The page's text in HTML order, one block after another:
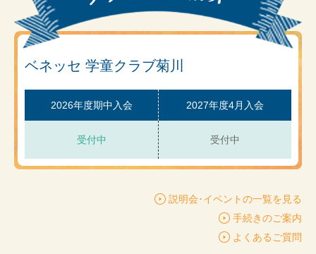
ベネッセ 学童クラブ菊川
2026年度期中入会
受付中
2027年度4月入会
受付中
説明会･イベントの一覧を見る
手続きのご案内
よくあるご質問